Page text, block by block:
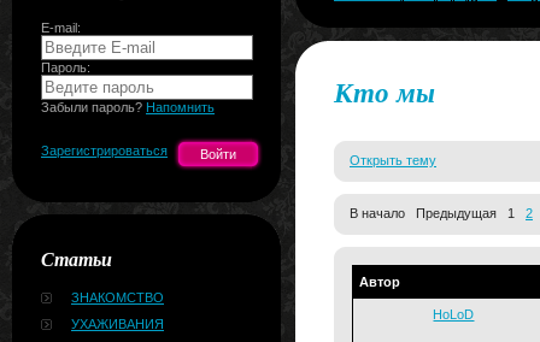
E-mail:
Пароль:
Забыли пароль? Напомнить
Зарегистрироваться
Статьи
ЗНАКОМСТВО
УХАЖИВАНИЯ
Кто мы
Открыть тему
В начало Предыдущая 1 2
Автор
HoLoD